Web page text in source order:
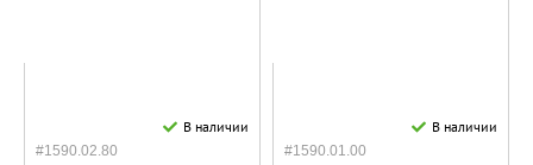
#1590.02.80
В наличии
#1590.01.00
В наличии